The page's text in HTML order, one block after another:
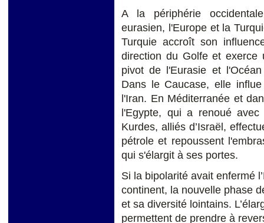
A la périphérie
eurasien, l'Europe et la
Turquie accroît son
direction du Golfe et exerce
pivot de l'Eurasie et
Dans le Caucase, elle
l'Iran. En Méditerranée et
l'Egypte, qui a renoué
Kurdes, alliés d’Israël,
pétrole et repoussent
qui s'élargit à ses portes.
Si la bipolarité avait enfermé
continent, la nouvelle phase
et sa diversité lointains.
permettent de prendre à